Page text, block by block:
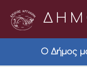
Ο Δήμος